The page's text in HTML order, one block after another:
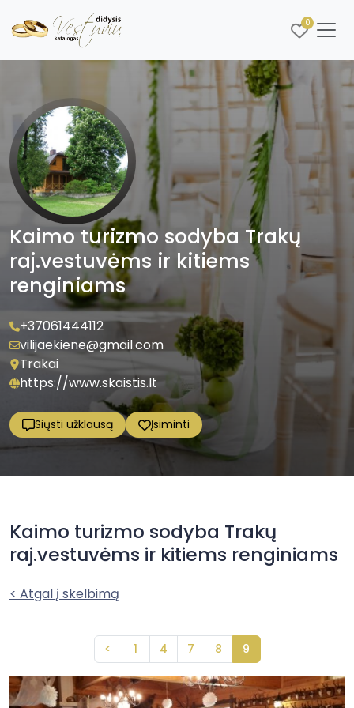
0
Kaimo turizmo sodyba Trakų
raj.vestuvėms ir kitiems
renginiams
+37061444112
vilijaekiene@gmail.com
Trakai
https://www.skaistis.lt
Siųsti užklausą Įsiminti
Kaimo turizmo sodyba Trakų
raj.vestuvėms ir kitiems renginiams
< Atgal į skelbimą
< 1 4 7 8 9